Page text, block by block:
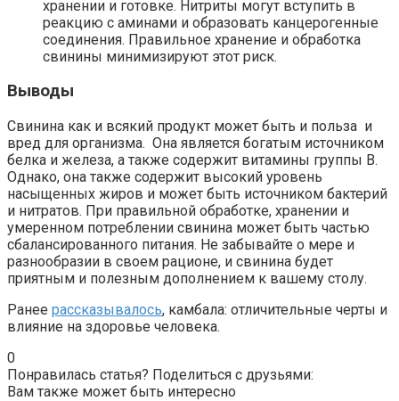
хранении и готовке. Нитриты могут вступить в
реакцию с аминами и образовать канцерогенные
соединения. Правильное хранение и обработка
свинины минимизируют этот риск.
Выводы
Свинина как и всякий продукт может быть и польза и
вред для организма. Она является богатым источником
белка и железа, а также содержит витамины группы B.
Однако, она также содержит высокий уровень
насыщенных жиров и может быть источником бактерий
и нитратов. При правильной обработке, хранении и
умеренном потреблении свинина может быть частью
сбалансированного питания. Не забывайте о мере и
разнообразии в своем рационе, и свинина будет
приятным и полезным дополнением к вашему столу.
Ранее рассказывалось, камбала: отличительные черты и
влияние на здоровье человека.
0
Понравилась статья? Поделиться с друзьями:
Вам также может быть интересно